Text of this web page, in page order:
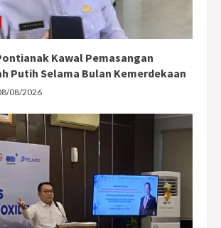
Kawal Pemasangan
Putih Selama Bulan Kemerdekaan
08/2026